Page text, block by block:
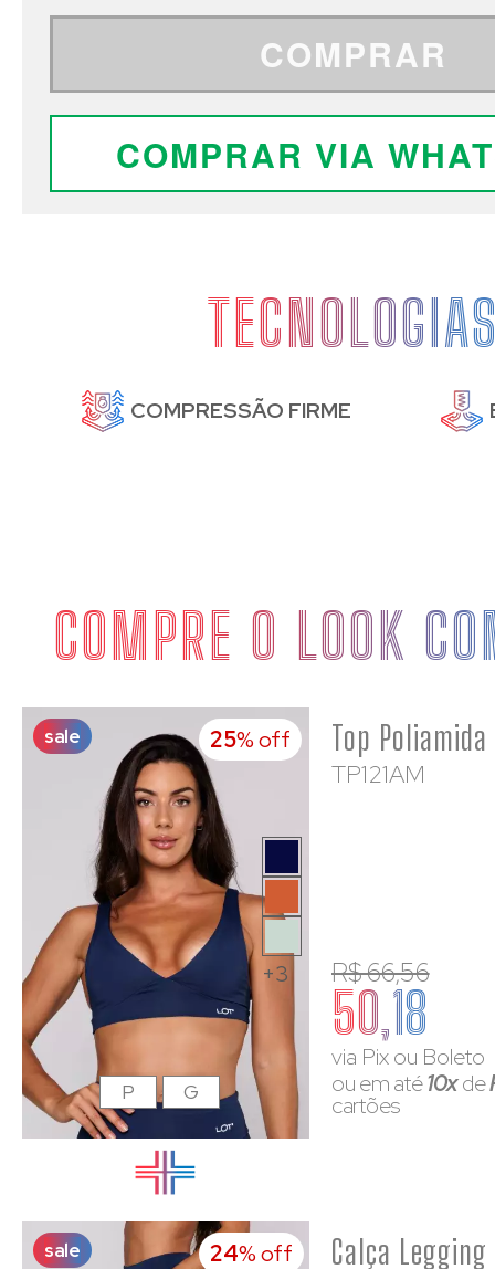
COMPRAR
COMPRAR VIA
COMPRESSÃO FIRME
COMPRE O LOOK
sale 25% off
+3
TP121AM
R$ 66,56
50,18
via Pix ou Boleto
ou em até10xde
cartões
P G
sale 24% off